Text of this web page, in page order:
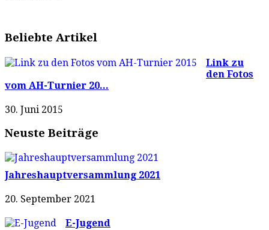
Beliebte Artikel
Link zu
den Fotos
vom AH-Turnier 20...
30. Juni 2015
Neuste Beiträge
Jahreshauptversammlung 2021
20. September 2021
E-Jugend